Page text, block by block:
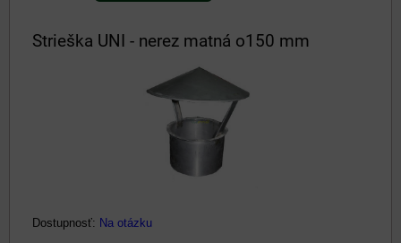
Strieška UNI - nerez matná o150 mm
Dostupnosť: Na otázku